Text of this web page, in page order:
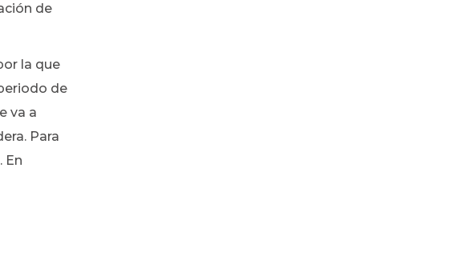
de
la que
de
va a
Para
En